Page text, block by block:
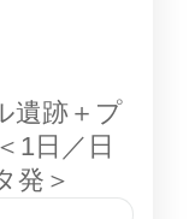
ています。
教寺院では
ヨニや様々
ではお客様
遺跡＋プ
1日／日
発＞